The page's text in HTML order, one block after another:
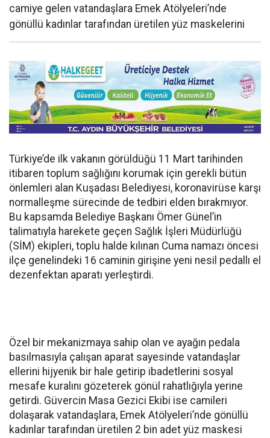
camiye gelen vatandaşlara Emek Atölyeleri’nde
gönüllü kadınlar tarafından üretilen yüz maskelerini
Türkiye’de ilk vakanın görüldüğü 11 Mart tarihinden
itibaren toplum sağlığını korumak için gerekli bütün
önlemleri alan Kuşadası Belediyesi, koronavirüse karşı
normalleşme sürecinde de tedbiri elden bırakmıyor.
Bu kapsamda Belediye Başkanı Ömer Günel’in
talimatıyla harekete geçen Sağlık İşleri Müdürlüğü
(SİM) ekipleri, toplu halde kılınan Cuma namazı öncesi
ilçe genelindeki 16 caminin girişine yeni nesil pedallı el
dezenfektan aparatı yerleştirdi.
Özel bir mekanizmaya sahip olan ve ayağın pedala
basılmasıyla çalışan aparat sayesinde vatandaşlar
ellerini hijyenik bir hale getirip ibadetlerini sosyal
mesafe kuralını gözeterek gönül rahatlığıyla yerine
getirdi. Güvercin Masa Gezici Ekibi ise camileri
dolaşarak vatandaşlara, Emek Atölyeleri’nde gönüllü
kadınlar tarafından üretilen 2 bin adet yüz maskesi